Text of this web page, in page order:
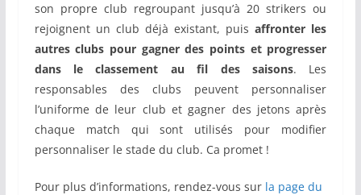
son propre club regroupant jusqu’à 20 strikers ou
rejoignent un club déjà existant, puisaffronter les
autres clubs pour gagner des points et progresser
dans le classement au fil des saisons. Les
responsables des clubs peuvent personnaliser
l’uniforme de leur club et gagner des jetons après
chaque match qui sont utilisés pour modifier
personnaliser le stade du club. Ca promet !
Pour plus d’informations, rendez-vous sur la page du